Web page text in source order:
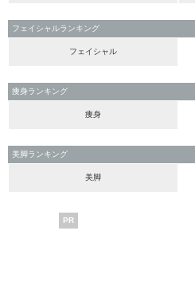
フェイシャルランキング
フェイシャル
痩身ランキング
痩身
美脚ランキング
美脚
PR